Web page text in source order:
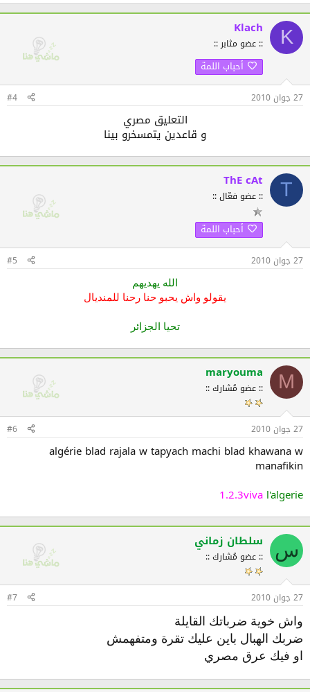
K
Klach
:: عضو مثابر ::
أحباب اللمة
27 جوان 2010 #4
التعليق مصري
و قاعدين يتمسخرو بينا​
T
ThE cAt
:: عضو فعّال ::
أحباب اللمة
27 جوان 2010 #5
الله يهديهم
يقولو واش يحبو حنا رحنا للمنديال
تحيا الجزائر
M
maryouma
:: عضو مُشارك ::
27 جوان 2010 #6
algérie blad rajala w tapyach machi blad khawana w
manafikin
1.2.3viva l'algerie
س سلطان زماني
:: عضو مُشارك ::
27 جوان 2010 #7
واش خوية ضرباتك القايلة
ضربك الهبال باين عليك تقرة ومتفهمش
او فيك عرق مصري